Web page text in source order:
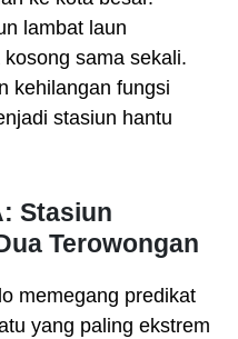
lambat laun
sama sekali.
kehilangan fungsi
stasiun hantu
Stasiun
Terowongan
memegang predikat
yang paling ekstrem